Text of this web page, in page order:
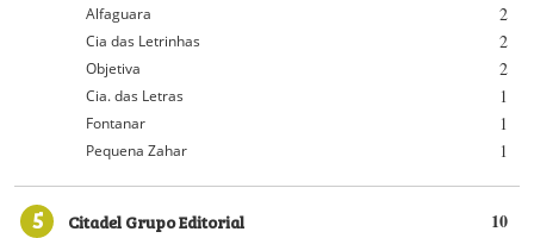
2
Alfaguara
2
Cia das Letrinhas
2
Objetiva
1
Cia. das Letras
1
Fontanar
1
Pequena Zahar
5 10
Citadel Grupo Editorial